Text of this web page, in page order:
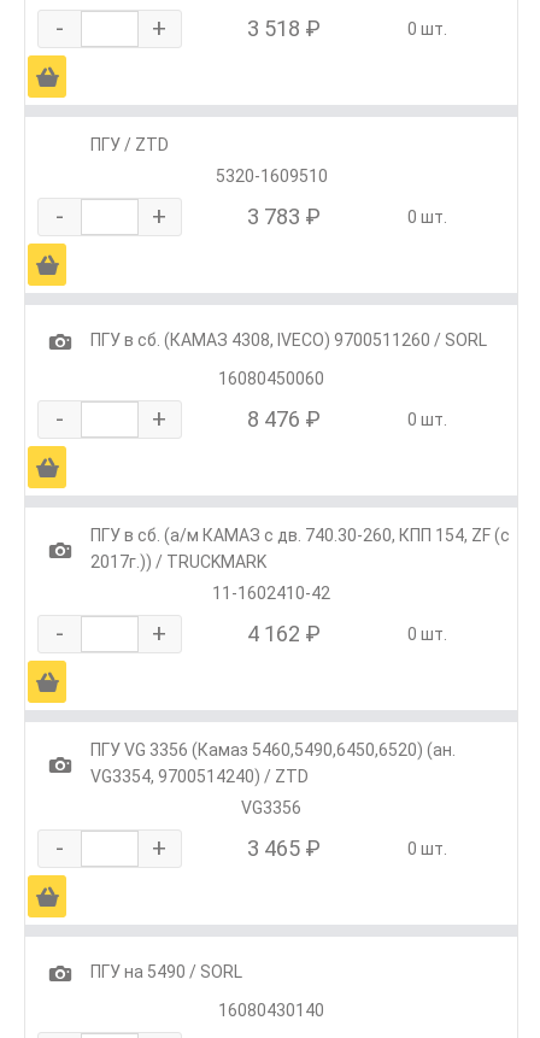
- + 3 518 ₽ 0 шт.
Ä
ПГУ / ZTD
5320-1609510
- + 3 783 ₽ 0 шт.
Ä
1
ПГУ в сб. (КАМАЗ 4308, IVECO) 9700511260 / SORL
16080450060
- + 8 476 ₽ 0 шт.
Ä
1
ПГУ в сб. (а/м КАМАЗ с дв. 740.30-260, КПП 154, ZF (с
2017г.)) / TRUCKMARK
11-1602410-42
- + 4 162 ₽ 0 шт.
Ä
1
ПГУ VG 3356 (Камаз 5460,5490,6450,6520) (ан.
VG3354, 9700514240) / ZTD
VG3356
- + 3 465 ₽ 0 шт.
Ä
1
ПГУ на 5490 / SORL
16080430140